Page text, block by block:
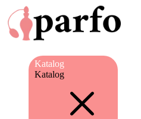
Katalog
Katalog